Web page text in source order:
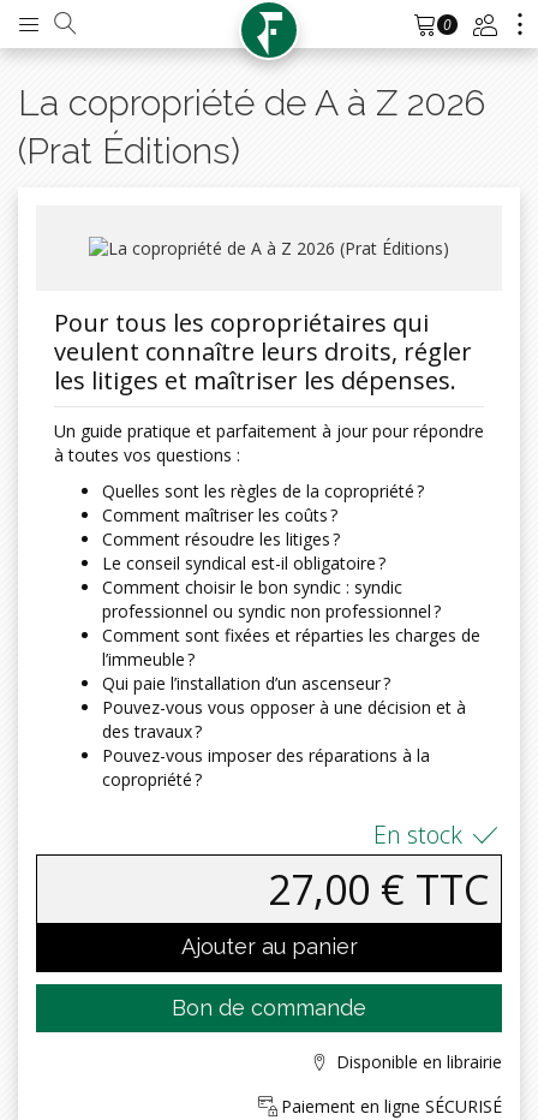
0
La copropriété de A à Z 2026
(Prat Éditions)
Pour tous les copropriétaires qui
veulent connaître leurs droits, régler
les litiges et maîtriser les dépenses.
Un guide pratique et parfaitement à jour pour répondre
à toutes vos questions :
Quelles sont les règles de la copropriété ?
Comment maîtriser les coûts ?
Comment résoudre les litiges ?
Le conseil syndical est-il obligatoire ?
Comment choisir le bon syndic : syndic
professionnel ou syndic non professionnel ?
Comment sont fixées et réparties les charges de
l’immeuble ?
Qui paie l’installation d’un ascenseur ?
Pouvez-vous vous opposer à une décision et à
des travaux ?
Pouvez-vous imposer des réparations à la
copropriété ?
En stock
27,00 € TTC
Ajouter au panier
Bon de commande
Disponible en librairie
Paiement en ligne SÉCURISÉ